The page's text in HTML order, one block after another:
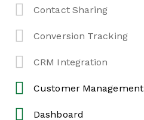
Contact Sharing
Conversion Tracking
CRM Integration
Customer Management
Dashboard